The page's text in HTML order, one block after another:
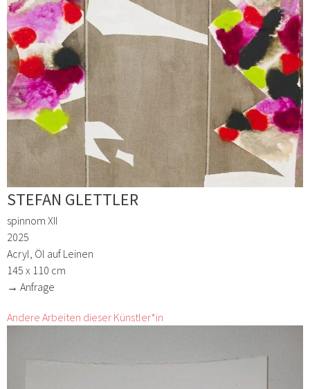
STEFAN GLETTLER
spinnom XII
2025
Acryl, Öl auf Leinen
145 x 110 cm
→ Anfrage
Andere Arbeiten dieser Künstler*in